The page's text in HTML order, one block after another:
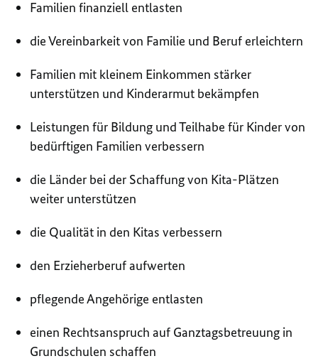
Familien finanziell entlasten
die Vereinbarkeit von Familie und Beruf erleichtern
Familien mit kleinem Einkommen stärker
unterstützen und Kinderarmut bekämpfen
Leistungen für Bildung und Teilhabe für Kinder von
bedürftigen Familien verbessern
die Länder bei der Schaffung von Kita-Plätzen
weiter unterstützen
die Qualität in den Kitas verbessern
den Erzieherberuf aufwerten
pflegende Angehörige entlasten
einen Rechtsanspruch auf Ganztagsbetreuung in
Grundschulen schaffen